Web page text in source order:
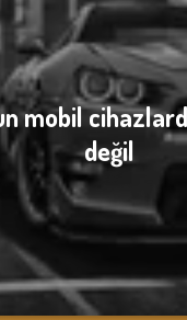
mobil
değil